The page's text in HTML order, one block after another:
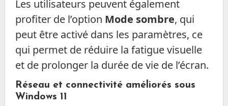
Les utilisateurs peuvent également
profiter de l’option Mode sombre, qui
peut être activé dans les paramètres, ce
qui permet de réduire la fatigue visuelle
et de prolonger la durée de vie de l’écran.
Réseau et connectivité améliorés sous
Windows 11